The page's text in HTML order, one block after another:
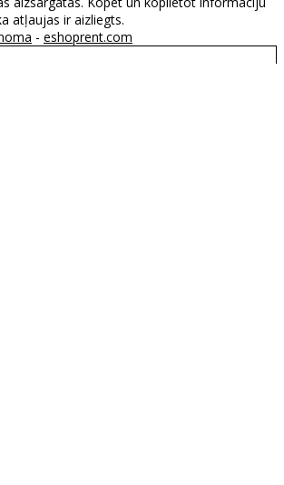
atļaujas ir aizliegts.
- eshoprent.com